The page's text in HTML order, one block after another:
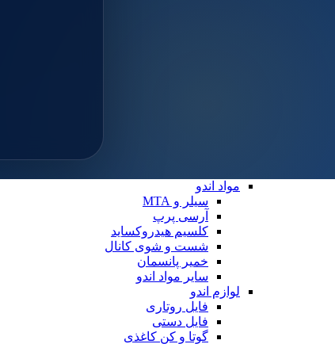
کاپ و مولت پرداخت
مواد اندو
سیلر و MTA
آرسی پرپ
کلسیم هیدروکساید
شست و شوی کانال
خمیر پانسمان
سایر مواد اندو
لوازم اندو
فایل روتاری
فایل دستی
گوتا و کن کاغذی